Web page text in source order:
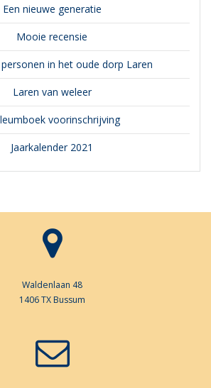
Een nieuwe generatie
Mooie recensie
in het oude dorp Laren
Laren van weleer
voorinschrijving
Jaarkalender 2021
Waldenlaan 48
1406 TX Bussum